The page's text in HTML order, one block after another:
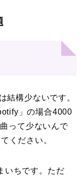
結構少ないです。
」の場合4000
って少ないんで
ください。
いちです。ただ